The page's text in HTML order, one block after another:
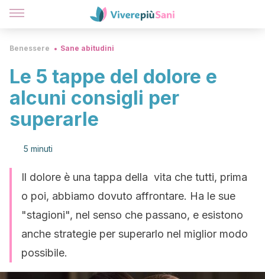
Benessere Sane abitudini
Le 5 tappe del dolore e
alcuni consigli per
superarle
5 minuti
Il dolore è una tappa della vita che tutti, prima
o poi, abbiamo dovuto affrontare. Ha le sue
"stagioni", nel senso che passano, e esistono
anche strategie per superarlo nel miglior modo
possibile.